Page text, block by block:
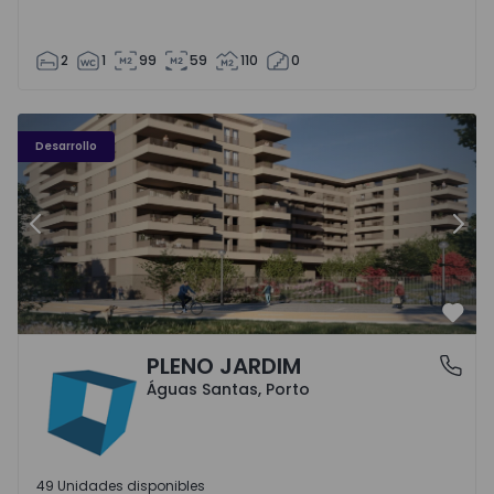
2 1 99 59 110 0
Desarrollo
PLENO JARDIM - 3
Anterior
Águas Santas, PortoPLENO JARDIM
Águas Santas, Porto
49 Unidades disponibles